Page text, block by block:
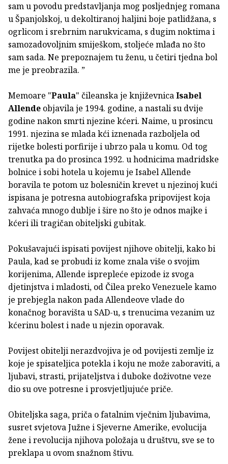
sam u povodu predstavljanja mog posljednjeg romana
u Španjolskoj, u dekoltiranoj haljini boje patlidžana, s
ogrlicom i srebrnim narukvicama, s dugim noktima i
samozadovoljnim smiješkom, stoljeće mlađa no što
sam sada. Ne prepoznajem tu ženu, u četiri tjedna bol
me je preobrazila. ”
Memoare "Paula" čileanska je književnicaIsabel
Allende objavila je 1994. godine, a nastali su dvije
godine nakon smrti njezine kćeri. Naime, u prosincu
1991. njezina se mlada kći iznenada razboljela od
rijetke bolesti porfirije i ubrzo pala u komu. Od tog
trenutka pa do prosinca 1992. u hodnicima madridske
bolnice i sobi hotela u kojemu je Isabel Allende
boravila te potom uz bolesničin krevet u njezinoj kući
ispisana je potresna autobiografska pripovijest koja
zahvaća mnogo dublje i šire no što je odnos majke i
kćeri ili tragičan obiteljski gubitak.
Pokušavajući ispisati povijest njihove obitelji, kako bi
Paula, kad se probudi iz kome znala više o svojim
korijenima, Allende isprepleće epizode iz svoga
djetinjstva i mladosti, od Čilea preko Venezuele kamo
je prebjegla nakon pada Allendeove vlade do
konačnog boravišta u SAD-u, s trenucima vezanim uz
kćerinu bolest i nade u njezin oporavak.
Povijest obitelji nerazdvojiva je od povijesti zemlje iz
koje je spisateljica potekla i koju ne može zaboraviti, a
ljubavi, strasti, prijateljstva i duboke doživotne veze
dio su ove potresne i prosvjetljujuće priče.
Obiteljska saga, priča o fatalnim vječnim ljubavima,
susret svjetova Južne i Sjeverne Amerike, evolucija
žene i revolucija njihova položaja u društvu, sve se to
preklapa u ovom snažnom štivu.